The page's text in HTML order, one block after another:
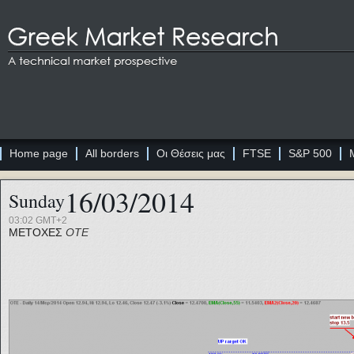
Home page All borders Οι Θέσεις μας FTSE S&P 500
Sunday16/03/2014
03:02 GMT+2
ΜΕΤΟΧΕΣ ΟΤΕ